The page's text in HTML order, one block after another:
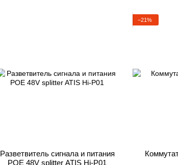
Разветвитель сигнала и питания
POE 48V splitter ATIS Hi-P01
−21%